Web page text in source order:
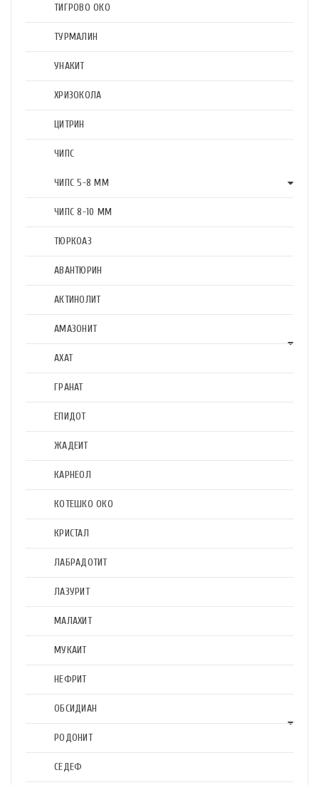
ТИГРОВО ОКО
ТУРМАЛИН
УНАКИТ
ХРИЗОКОЛА
ЦИТРИН
ЧИПС
ЧИПС 5-8 ММ
ЧИПС 8-10 ММ
ТЮРКОАЗ
АВАНТЮРИН
АКТИНОЛИТ
АМАЗОНИТ
АХАТ
ГРАНАТ
ЕПИДОТ
ЖАДЕИТ
КАРНЕОЛ
КОТЕШКО ОКО
КРИСТАЛ
ЛАБРАДОТИТ
ЛАЗУРИТ
МАЛАХИТ
МУКАИТ
НЕФРИТ
ОБСИДИАН
РОДОНИТ
СЕДЕФ